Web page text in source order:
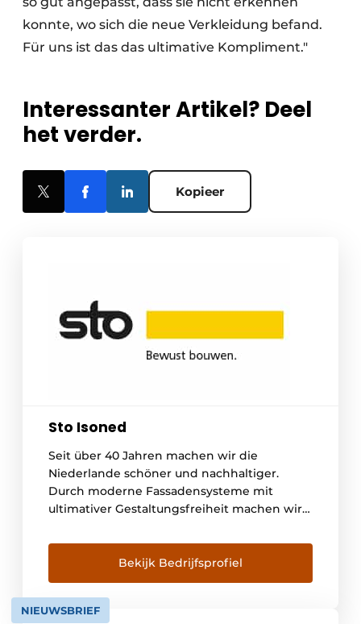
konnte, wo sich die neue Verkleidung befand.
Für uns ist das das ultimative Kompliment."
Interessanter Artikel? Deel
het verder.
Kopieer
Sto Isoned
Seit über 40 Jahren machen wir die
Niederlande schöner und nachhaltiger.
Durch moderne Fassadensysteme mit
ultimativer Gestaltungsfreiheit machen wir
Zukunft. Als internationaler Hersteller
entwerfen und produzieren wir innovative
Fassadensysteme, bei denen Mensch und
Umwelt im Mittelpunkt stehen. Das Angebot
an Materialien und Systemen bildet die
Bekijk Bedrijfsprofiel
NIEUWSBRIEF